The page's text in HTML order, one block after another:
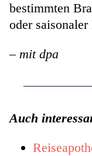
bestimmten
oder
– mit dpa
Auch